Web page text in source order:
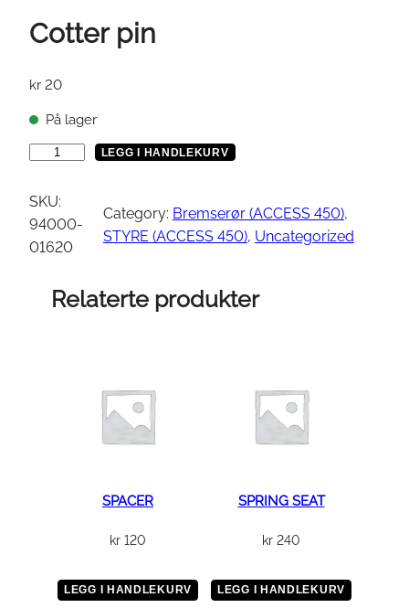
Cotter pin
kr 20
På lager
t
t
e
LEGG I HANDLEKURV
SKU:
94000-
01620
Category: Bremserør (ACCESS 450)
STYRE (ACCESS 450), Uncategorized
Relaterte produkter
SPACER
kr 120
LEGG I HANDLEKURV
SPRING SEAT
kr 240
LEGG I HANDLEKURV